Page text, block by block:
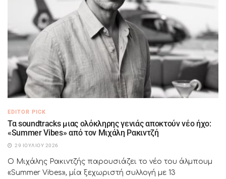
EDITOR PICK
Τα soundtracks μιας ολόκληρης γενιάς αποκτούν νέο ήχο:
«Summer Vibes» από τον Μιχάλη Ρακιντζή
29 ΙΟΥΛΊΟΥ 2026
Ο Μιχάλης Ρακιντζής παρουσιάζει το νέο του άλμπουμ
«Summer Vibes», μία ξεχωριστή συλλογή με 13